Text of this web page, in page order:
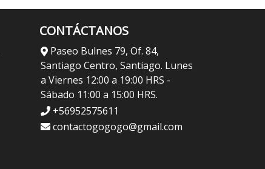
CONTÁCTANOS
Paseo Bulnes 79, Of. 84,
Santiago Centro, Santiago. Lunes
a Viernes 12:00 a 19:00 HRS -
Sábado 11:00 a 15:00 HRS.
+56952575611
contactogogogo@gmail.com